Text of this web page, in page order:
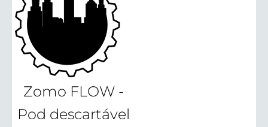
Zomo FLOW -
Pod descartável